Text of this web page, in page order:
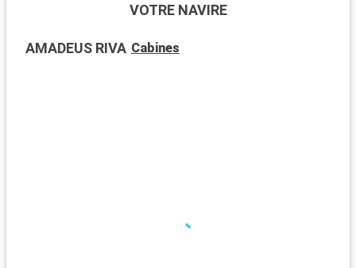
VOTRE NAVIRE
AMADEUS RIVA Cabines